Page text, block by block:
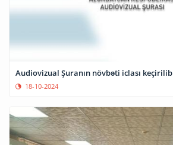
Audiovizual Şuranın növbəti iclası keçirilib
18-10-2024